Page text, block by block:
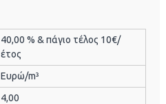
40,00 % & πάγιο τέλος 10€/
έτος
Ευρώ/m³
4,00